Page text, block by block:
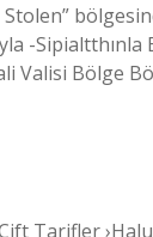
-
Valisi Bölge
Tarifler